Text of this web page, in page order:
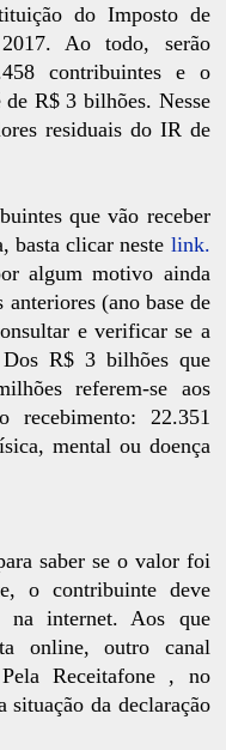
do Imposto de
Ao todo, serão
contribuintes e o
R$ 3 bilhões. Nesse
residuais do IR de
que vão receber
basta clicar neste link.
algum motivo ainda
anteriores (ano base de
e verificar se a
R$ 3 bilhões que
referem-se aos
recebimento: 22.351
mental ou doença
saber se o valor foi
o contribuinte deve
na internet. Aos que
online, outro canal
Receitafone , no
da declaração